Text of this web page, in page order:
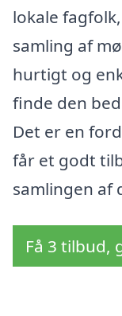
lokale
samling af
hurtigt og
finde den
Det er en
får et godt
samlingen af
Få 3 tilbud,